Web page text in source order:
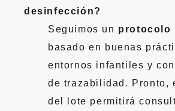
desinfección?
Seguimos un protocolo
basado en buenas
entornos infantiles y
de trazabilidad. Pronto,
del lote permitirá